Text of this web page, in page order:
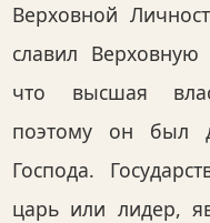
Верховной
славил
что высшая
поэтому он был
Господа.
царь или лидер,